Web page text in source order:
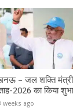
– जल शक्ति
2026 का किया
weeks ago